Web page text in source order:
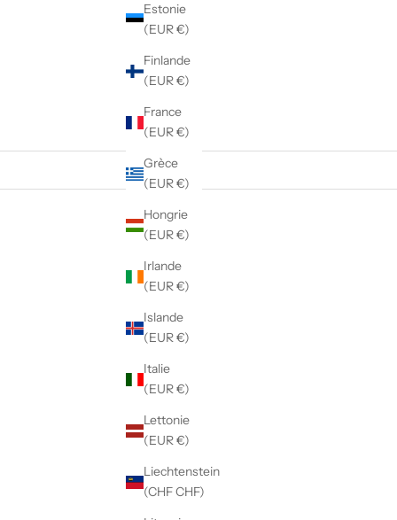
Estonie
(EUR €)
Finlande
(EUR €)
France
(EUR €)
Grèce
(EUR €)
Hongrie
(EUR €)
Irlande
(EUR €)
Islande
(EUR €)
Italie
(EUR €)
Lettonie
(EUR €)
Liechtenstein
(CHF CHF)